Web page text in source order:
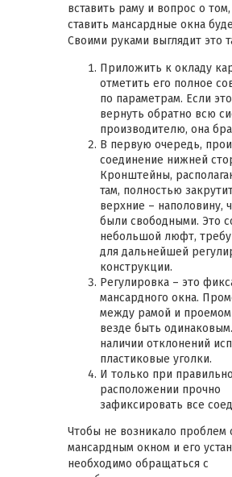
вставить раму и вопрос о
ставить мансардные окна
Своими руками выглядит это
Приложить к окладу
отметить его полное
по параметрам. Если
вернуть обратно всю
производителю, она
В первую очередь,
соединение нижней
Кронштейны,
там, полностью
верхние – наполовину,
были свободными. Это
небольшой люфт,
для дальнейшей
конструкции.
Регулировка – это
мансардного окна.
между рамой и
везде быть
наличии отклонений
пластиковые уголки.
И только при
расположении прочно
зафиксировать все
Чтобы не возникало проблем
мансардным окном и его
необходимо обращаться с